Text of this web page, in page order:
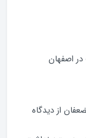
اصفهان
از دیدگاه